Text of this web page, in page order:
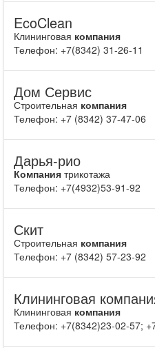
EcoClean
Клининговая компания
Телефон: +7(8342) 31-26-11
Дом Сервис
Строительная компания
Телефон: +7 (8342) 37-47-06
Дарья-рио
Компания трикотажа
Телефон: +7(4932)53-91-92
Скит
Строительная компания
Телефон: +7 (8342) 57-23-92
Клининговая
Клининговая компания
Телефон: +7(8342)23-02-57;